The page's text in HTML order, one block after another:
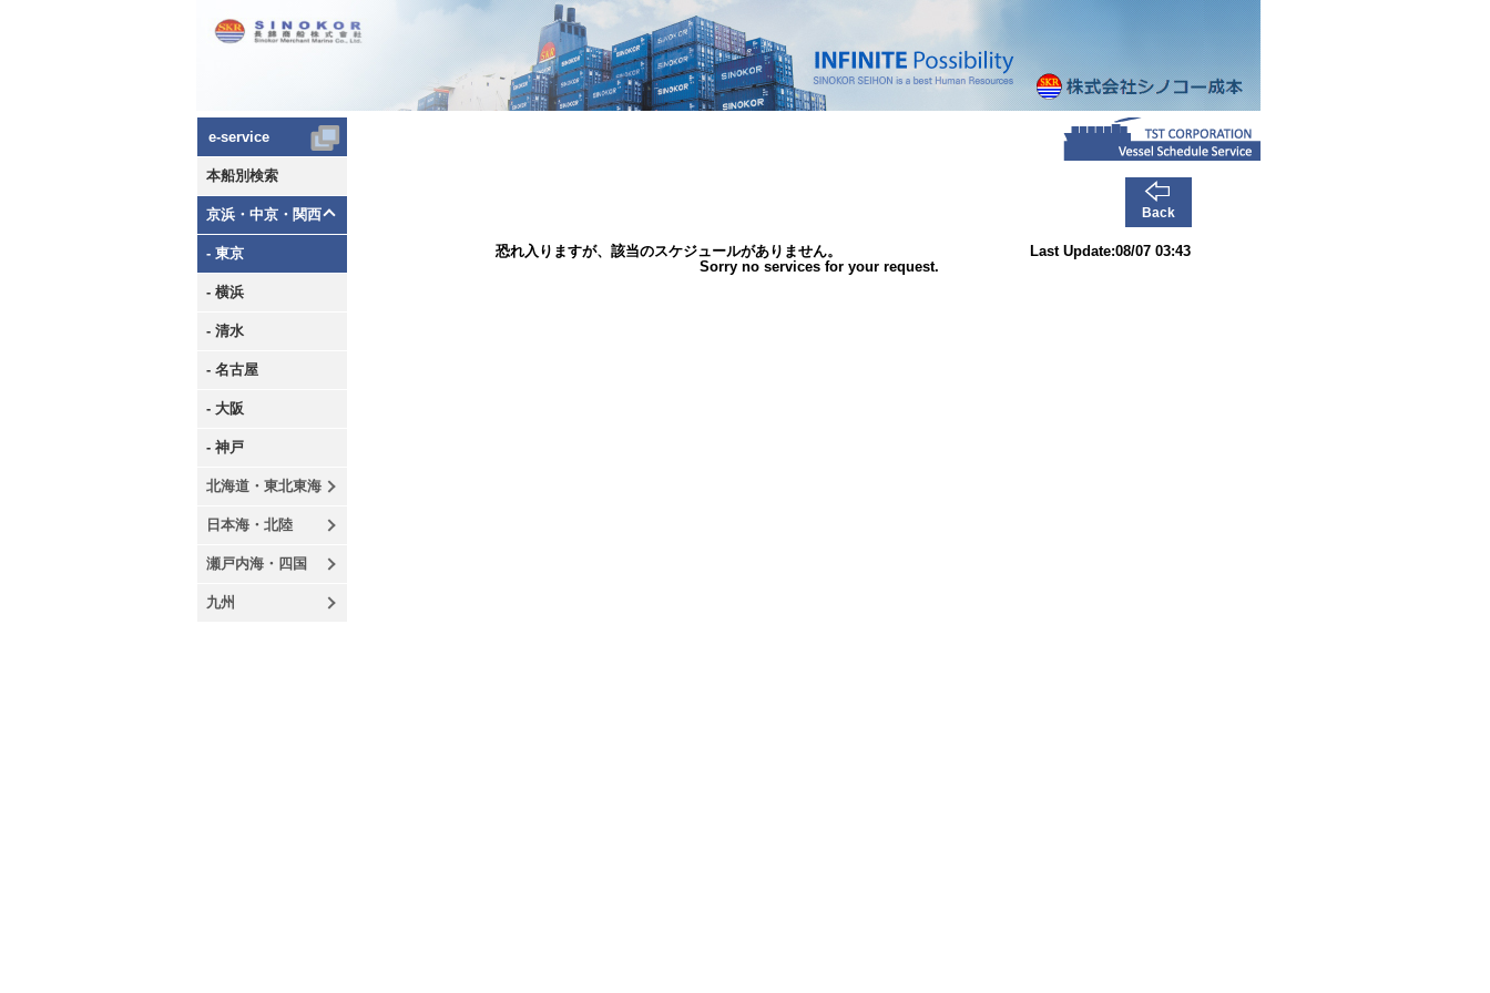
e-service
本船別検索
京浜・中京・関西
- 東京
- 横浜
- 清水
- 名古屋
- 大阪
- 神戸
北海道・東北東海
日本海・北陸
瀬戸内海・四国
九州
Back
Last Update:08/07 03:43
恐れ入りますが、該当のスケジュールがありません。
Sorry no services for your request.